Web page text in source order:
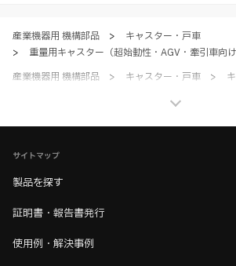
産業機器用 機構部品 >
キャスター・戸車
>
重量用キャスター（超始動性・AGV・牽引車向け
産業機器用 機構部品
> キャスター・戸車 >
キャスター・戸車
サイトマップ
製品を探す
証明書・報告書発行
使用例・解決事例